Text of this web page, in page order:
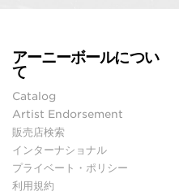
アーニーボールについ
て
Catalog
Artist Endorsement
販売店検索
インターナショナル
プライベート・ポリシー
利用規約